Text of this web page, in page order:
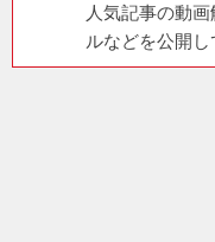
人気記事の動
ルなどを公開し